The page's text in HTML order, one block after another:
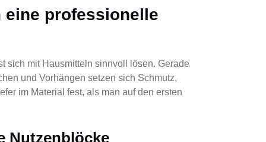
eine professionelle
sich mit Hausmitteln sinnvoll lösen. Gerade
und Vorhängen setzen sich Schmutz,
im Material fest, als man auf den ersten
Nutzenblöcke